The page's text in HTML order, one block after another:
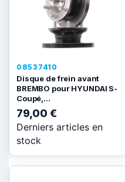
08537410
Disque de frein avant
BREMBO pour HYUNDAI S-
Coupé,...
79,00 €
Derniers articles en
stock